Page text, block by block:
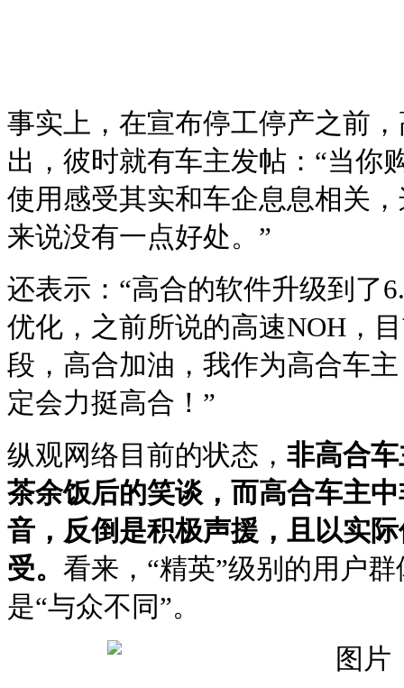
事实上，在宣布停工停产之前
出，彼时就有车主发帖：“当你
使用感受其实和车企息息相关
来说没有一点好处。”
还表示：“高合的软件升级到了
优化，之前所说的高速NOH，
段，高合加油，我作为高合车
定会力挺高合！”
纵观网络目前的状态， 非高合
茶余饭后的笑谈，而高合车主
音，反倒是积极声援，且以实
受。 看来，“精英”级别的用户
是“与众不同”。